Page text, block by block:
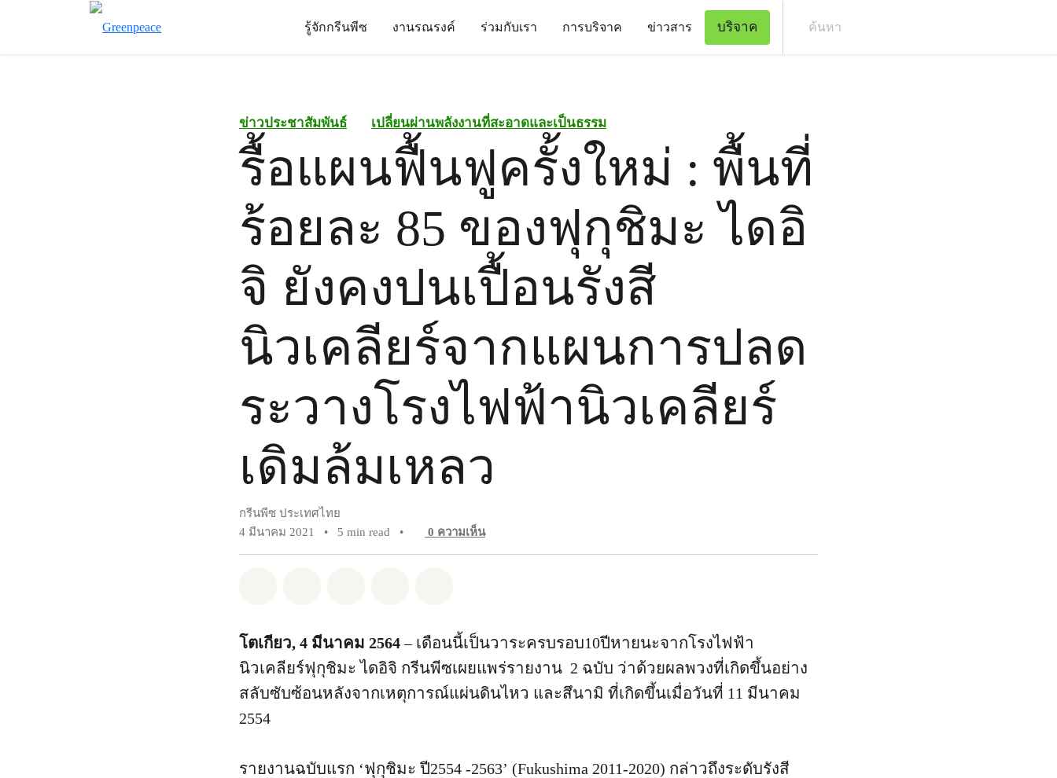
รู้จักกรีนพีซ งานรณรงค์ ร่วมกับเรา การบริจาค ข่าวสาร บริจาค
ข่าวประชาสัมพันธ์ เปลี่ยนผ่านพลังงานที่สะอาดและเป็นธรรม
รื้อแผนฟื้นฟูครั้งใหม่ : พื้นที่
ร้อยละ 85 ของฟุกุชิมะ ไดอิ
จิ ยังคงปนเปื้อนรังสี
นิวเคลียร์จากแผนการปลด
ระวางโรงไฟฟ้านิวเคลียร์
เดิมล้มเหลว
กรีนพีซ ประเทศไทย
4 มีนาคม 2021
• 5 min read • 0 ความเห็น
โตเกียว, 4 มีนาคม 2564– เดือนนี้เป็นวาระครบรอบ10ปีหายนะจากโรงไฟฟ้า
นิวเคลียร์ฟุกุชิมะ ไดอิจิ กรีนพีซเผยแพร่รายงาน 2 ฉบับ ว่าด้วยผลพวงที่เกิดขึ้นอย่าง
สลับซับซ้อนหลังจากเหตุการณ์แผ่นดินไหว และสึนามิ ที่เกิดขึ้นเมื่อวันที่ 11 มีนาคม
2554
รายงานฉบับแรก ‘ฟุกุชิมะ ปี2554 -2563’ (Fukushima 2011-2020) กล่าวถึงระดับรังสี